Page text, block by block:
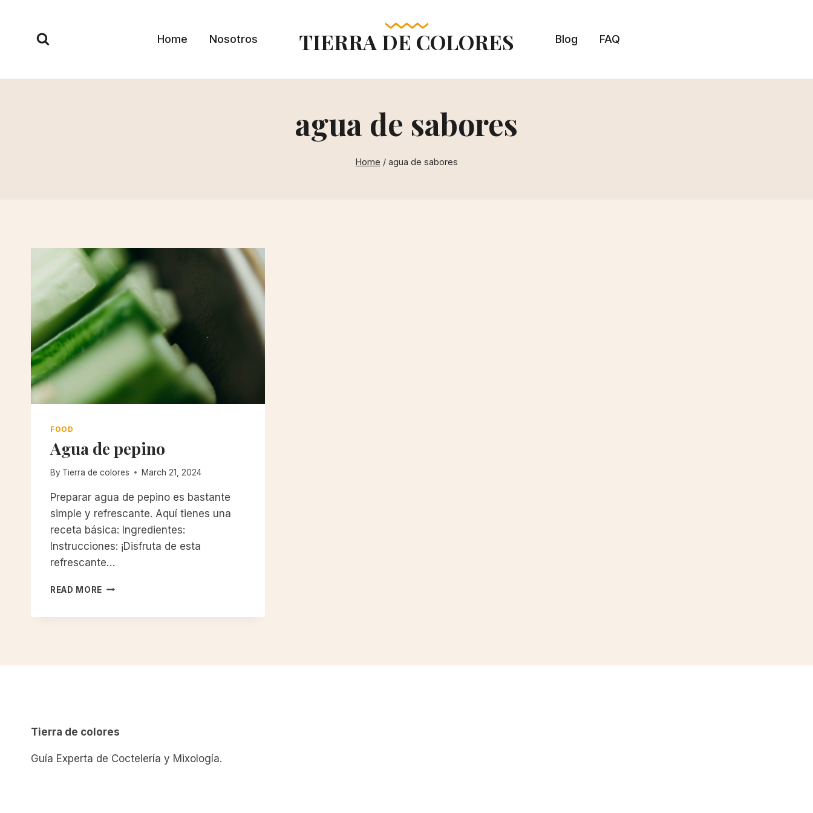
content
Home Nosotros TIERRA DE COLORES Blog FAQ
agua de sabores
Home / agua de sabores
FOOD
Agua de pepino
By Tierra de colores March 21, 2024
Preparar agua de pepino es bastante
simple y refrescante. Aquí tienes una
receta básica: Ingredientes:
Instrucciones: ¡Disfruta de esta
refrescante…
READ MORE AGUA
Tierra de colores
Guía Experta de Coctelería y Mixología.